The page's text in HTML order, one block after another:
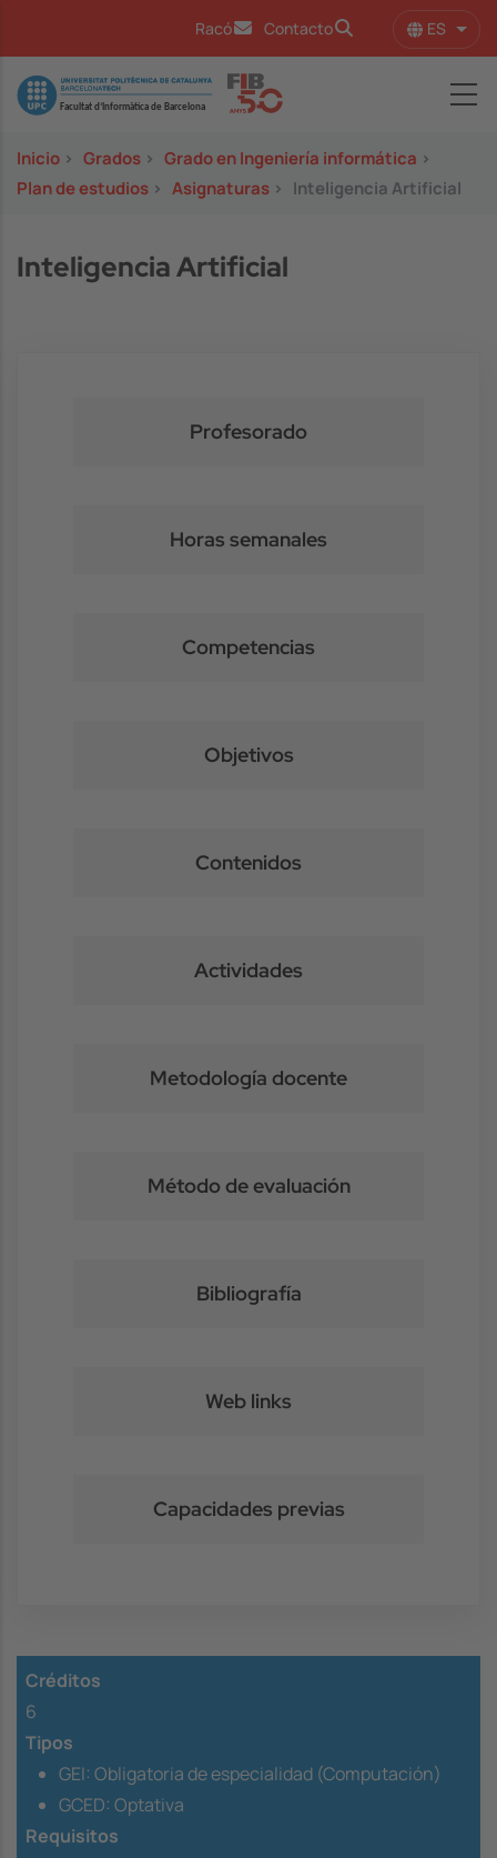
Racó Contacto ES
Image
Inicio > Grados > Grado en Ingeniería informática >
Plan de estudios > Asignaturas > Inteligencia Artificial
Inteligencia Artificial
Profesorado
Horas semanales
Competencias
Objetivos
Contenidos
Actividades
Metodología docente
Método de evaluación
Bibliografía
Web links
Capacidades previas
Créditos
6
Tipos
GEI: Obligatoria de especialidad (Computación)
GCED: Optativa
Requisitos